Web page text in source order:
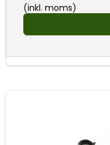
(inkl. moms)